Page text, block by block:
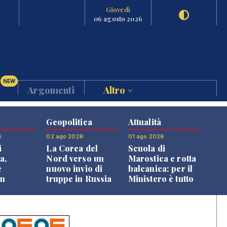
Giovedì
06 agosto 2026
NEW
Argomenti Altro
Geopolitica
02 ago 2026
La Corea del
Nord verso un
nuovo invio di
truppe in Russia
Attualità
01 ago 2026
Scuola di
Marostica e rotta
balcanica: per il
Ministero è tutto